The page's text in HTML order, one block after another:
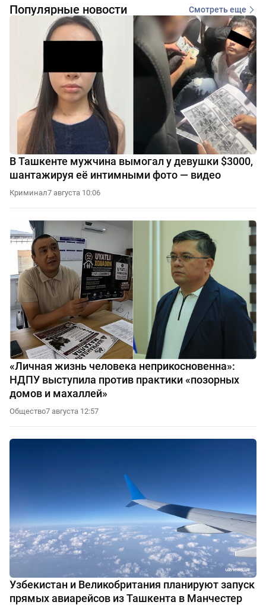
Популярные новости Смотреть еще
В Ташкенте мужчина вымогал у девушки $3000,
шантажируя её интимными фото — видео
Криминал7 августа 10:06
«Личная жизнь человека неприкосновенна»:
НДПУ выступила против практики «позорных
домов и махаллей»
Общество7 августа 12:57
Узбекистан и Великобритания планируют запуск
прямых авиарейсов из Ташкента в Манчестер